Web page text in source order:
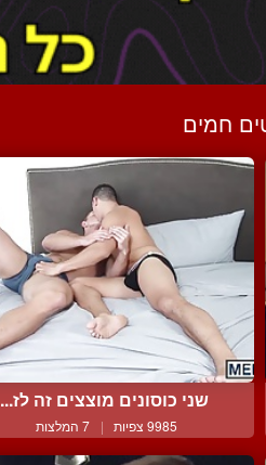
חמים
שני כוסונים מוצצים זה לז...
9985 צפיות | 7 המלצות